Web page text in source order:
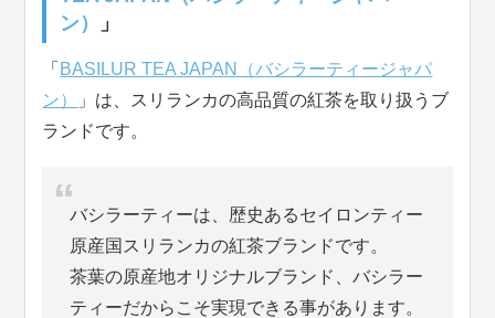
ン）
」
「 BASILUR TEA JAPAN（バシラーティージャパ
ン）
」は、スリランカの高品質の紅茶を取り扱うブ
ランドです。
バシラーティーは、歴史あるセイロンティー
原産国スリランカの紅茶ブランドです。
茶葉の原産地オリジナルブランド、バシラー
ティーだからこそ実現できる事があります。